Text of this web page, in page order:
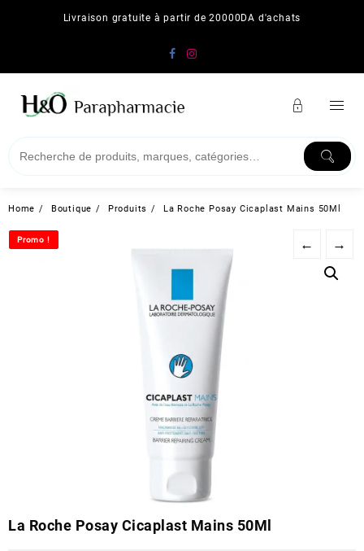
Livraison gratuite à partir de 20000DA d'achats
Home Boutique Produits La Roche Posay Cicaplast Mains 50Ml
Promo ! ← →
La Roche Posay Cicaplast Mains 50Ml
Promo !